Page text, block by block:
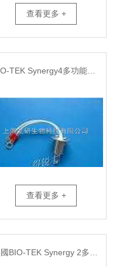
查看更多 +
BIO-TEK Synergy4多功能酶標儀燈泡
查看更多 +